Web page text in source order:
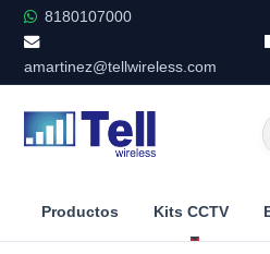
Ir al contenido
8180107000
amartinez@tellwireless.com
Productos Kits CCTV